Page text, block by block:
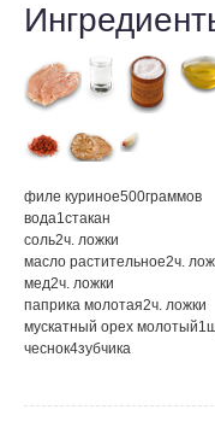
филе куриное500граммов
вода1стакан
соль2ч. ложки
масло растительное2ч.
мед2ч. ложки
паприка молотая2ч. ложки
мускатный орех молотый1
чеснок4зубчика